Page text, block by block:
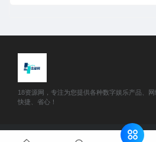
18资源网，专注为您提供各种数字娱乐产品、
快捷、省心！
© 2025 18资源网 - www.51888w.com